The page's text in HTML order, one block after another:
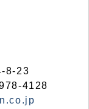
8-23
4128